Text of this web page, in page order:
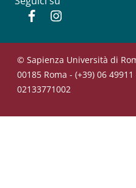
Facebook
© Sapienza Università di
00185 Roma - (+39) 06
02133771002